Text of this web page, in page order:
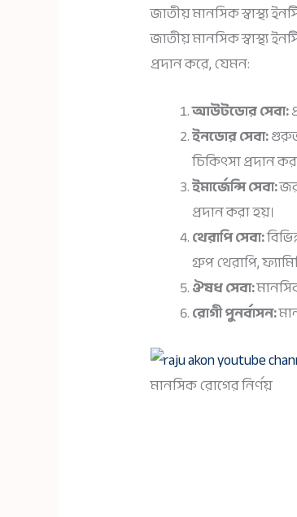
জাতীয় মানসিক স্বাস্থ্য
জাতীয় মানসিক স্বাস্থ্য
প্রদান করে, যেমন:
আউটডোর সেবা:
ইনডোর সেবা:
চিকিৎসা প্রদান
ইমার্জেন্সি সেবা:
প্রদান করা হয়।
থেরাপি সেবা:
গ্রুপ থেরাপি,
ঔষধ সেবা:
রোগী পুনর্বাসন:
মানসিক রোগের নির্ণয়